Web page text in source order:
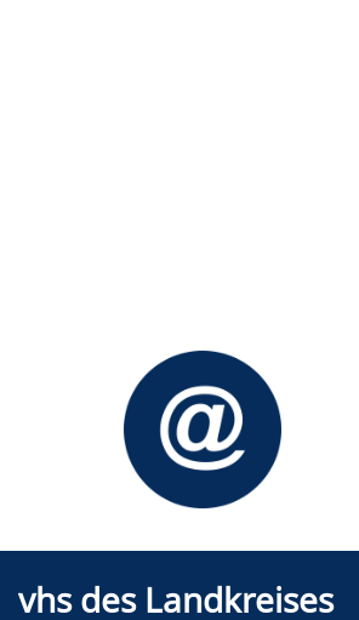
vhs des Landkreises